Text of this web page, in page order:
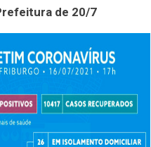
de 20/7